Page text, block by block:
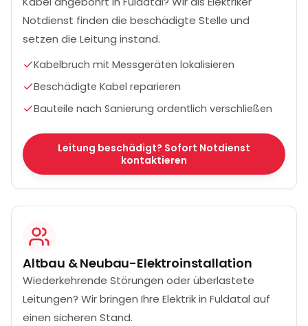
Notdienst finden die beschädigte Stelle und
setzen die Leitung instand.
Kabelbruch mit Messgeräten lokalisieren
Beschädigte Kabel reparieren
Bauteile nach Sanierung ordentlich verschließen
Leitung beschädigt? Sofort Notdienst
kontaktieren
Altbau & Neubau-Elektroinstallation
Wiederkehrende Störungen oder überlastete
Leitungen? Wir bringen Ihre Elektrik in Fuldatal auf
einen sicheren Stand.